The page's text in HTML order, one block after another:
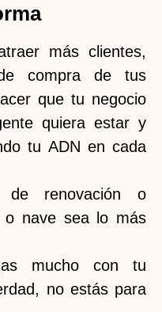
más clientes,
compra de tus
que tu negocio
quiera estar y
tu ADN en cada
renovación o
o nave sea lo más
mucho con tu
no estás para